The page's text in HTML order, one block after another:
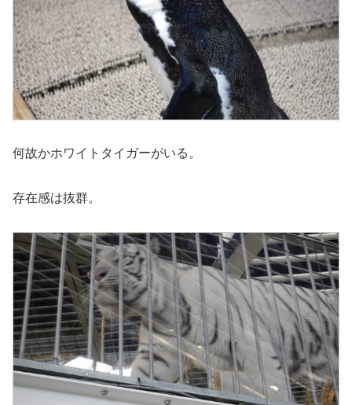
何故かホワイトタイガーがいる。
存在感は抜群。